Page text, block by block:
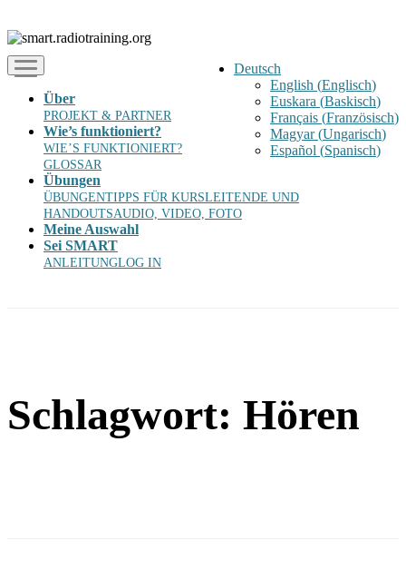
Deutsch
English (Englisch)
Euskara (Baskisch)
Français (Französisch)
Magyar(Ungarisch)
Español (Spanisch)
Über
PROJEKT & PARTNER
Wie’s funktioniert?
WIE’S FUNKTIONIERT?
GLOSSAR
Übungen
ÜBUNGENTIPPS FÜR KURSLEITENDE UND
HANDOUTSAUDIO, VIDEO, FOTO
Meine Auswahl
Sei SMART
ANLEITUNGLOG IN
Schlagwort: Hören